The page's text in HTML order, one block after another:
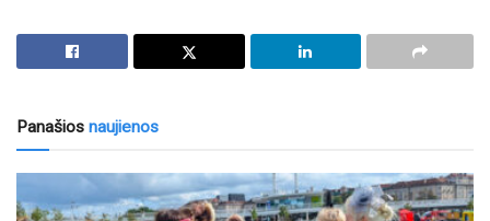
Panašios naujienos